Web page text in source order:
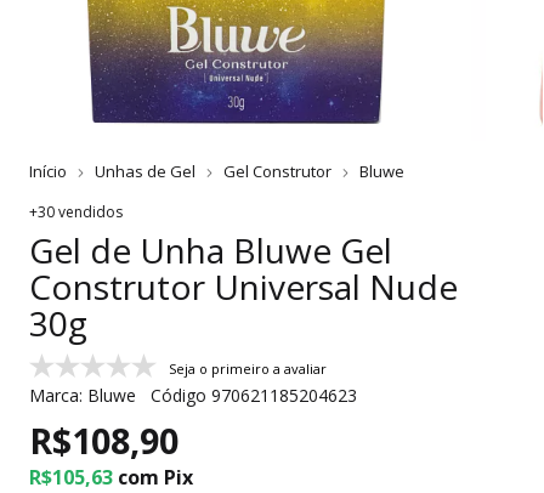
Início Unhas de Gel Gel Construtor Bluwe
+30 vendidos
Gel de Unha Bluwe Gel
Construtor Universal Nude
30g
Seja o primeiro a avaliar
Marca: Bluwe Código 970621185204623
R$108,90
R$105,63 com Pix